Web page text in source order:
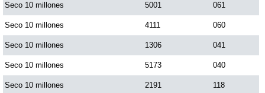
Seco 10 millones 5001 061
Seco 10 millones 4111 060
Seco 10 millones 1306 041
Seco 10 millones 5173 040
Seco 10 millones 2191 118